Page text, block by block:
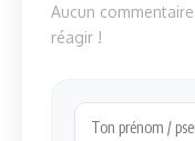
Aucun
réagir !